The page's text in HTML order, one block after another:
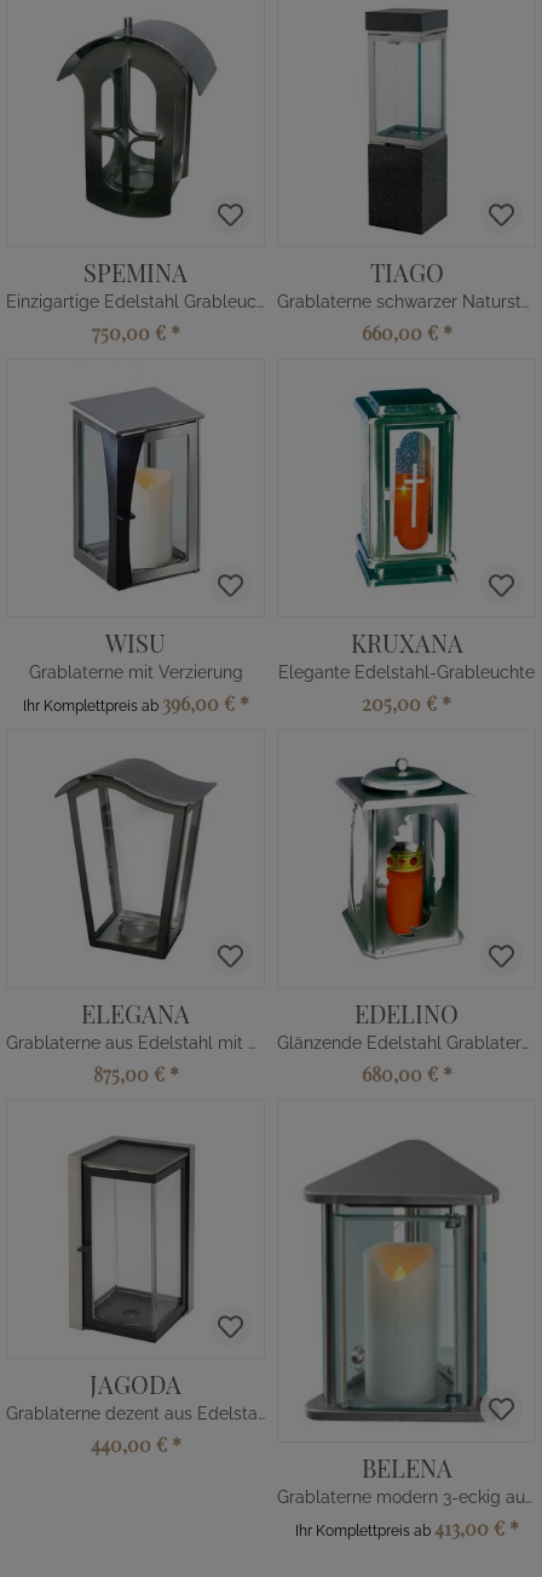
SPEMINA
Einzigartige Edelstahl Grableuchte
750,00 € *
TIAGO
Grablaterne schwarzer Naturstein
660,00 € *
WISU
Grablaterne mit Verzierung
Ihr Komplettpreis ab 396,00 € *
KRUXANA
Elegante Edelstahl-Grableuchte
205,00 € *
ELEGANA
Grablaterne aus Edelstahl mit Glas
875,00 € *
EDELINO
Glänzende Edelstahl Grablaterne mit Ornamentausschnitt
680,00 € *
JAGODA
Grablaterne dezent aus Edelstahl
440,00 € *
BELENA
Grablaterne modern 3-eckig aus Edelstahl
Ihr Komplettpreis ab 413,00 € *